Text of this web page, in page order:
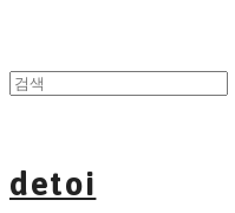
detoi